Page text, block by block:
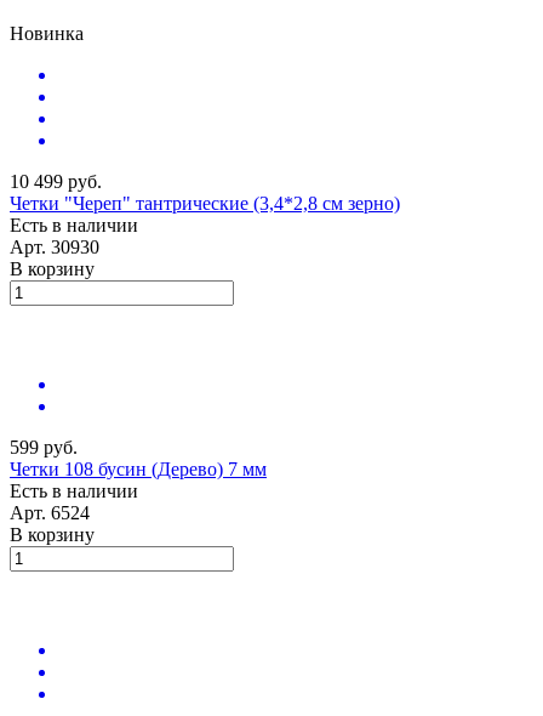
Новинка
10 499 руб.
Четки "Череп" тантрические (3,4*2,8 см зерно)
Есть в наличии
Арт. 30930
В корзину
599 руб.
Четки 108 бусин (Дерево) 7 мм
Есть в наличии
Арт. 6524
В корзину